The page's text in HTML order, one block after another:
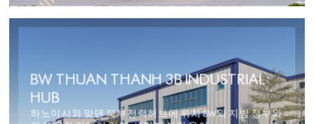
BW THUAN THANH 3B INDUSTRIAL
HUB
하노이시와 맞댄 북부전력허브에 위치 BW와 지방 정부와